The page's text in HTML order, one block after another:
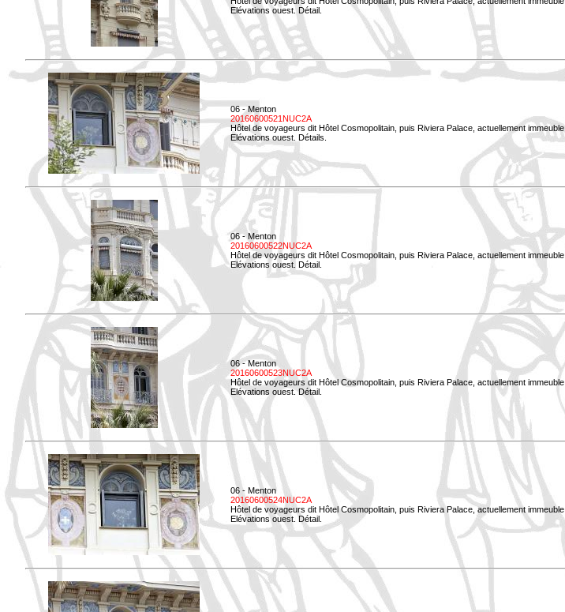
Elévations ouest. Détail.
06 - Menton
20160600521NUC2A
Hôtel de voyageurs dit Hôtel Cosmopolitain, puis Riviera Palace, actuellement immeuble
Elévations ouest. Détails.
06 - Menton
20160600522NUC2A
Hôtel de voyageurs dit Hôtel Cosmopolitain, puis Riviera Palace, actuellement immeuble
Elévations ouest. Détail.
06 - Menton
20160600523NUC2A
Hôtel de voyageurs dit Hôtel Cosmopolitain, puis Riviera Palace, actuellement immeuble
Elévations ouest. Détail.
06 - Menton
20160600524NUC2A
Hôtel de voyageurs dit Hôtel Cosmopolitain, puis Riviera Palace, actuellement immeuble
Elévations ouest. Détail.